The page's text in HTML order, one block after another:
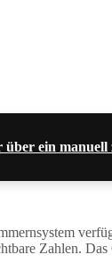
ein
Zahlen.